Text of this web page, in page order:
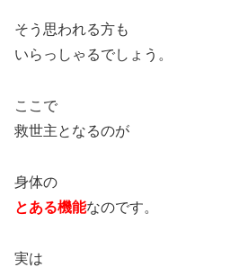
そう思われる方も
いらっしゃるでしょう。
ここで
救世主となるのが
身体の
とある機能なのです。
実は